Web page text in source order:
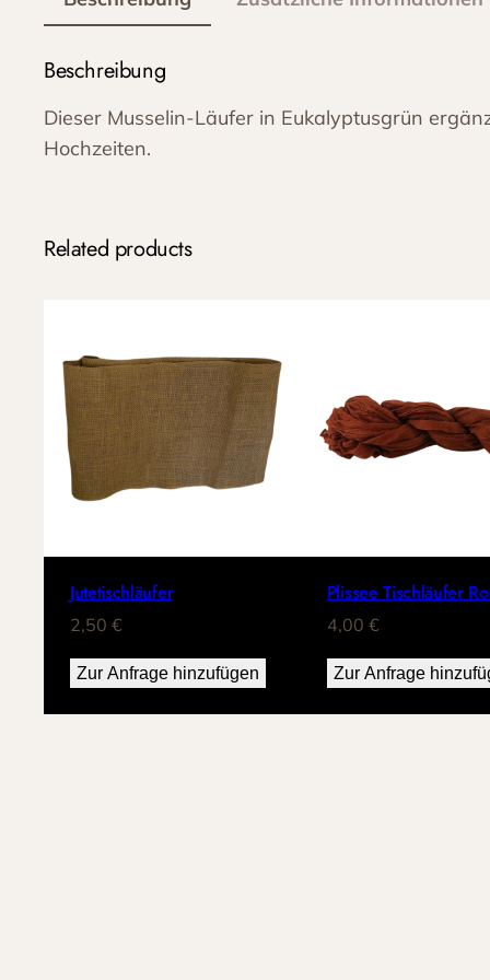
Beschreibung
Dieser Musselin-Läufer in Eukalyptusgrün
Hochzeiten.
Related products
Jutetischläufer
2,50 €
Zur Anfrage hinzufügen
Plissee Tischläufer
4,00 €
Zur Anfrage